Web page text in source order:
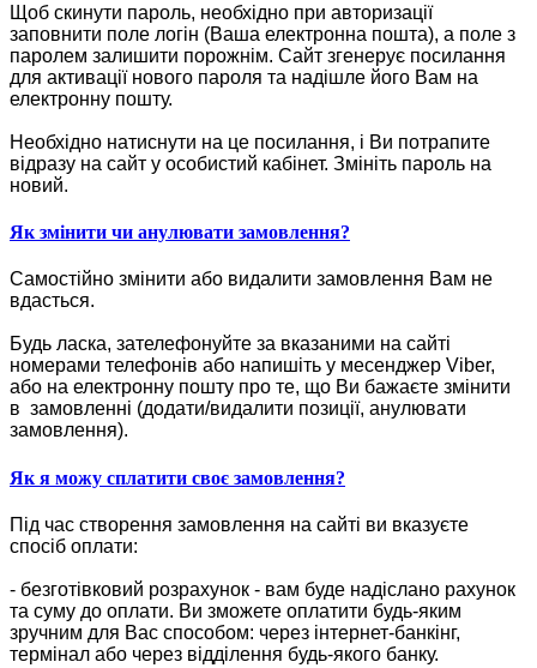
Щоб скинути пароль, необхідно при авторизації
заповнити поле логін (Ваша електронна пошта), а поле з
паролем залишити порожнім. Сайт згенерує посилання
для активації нового пароля та надішле його Вам на
електронну пошту.
Необхідно натиснути на це посилання, і Ви потрапите
відразу на сайт у особистий кабінет. Змініть пароль на
новий.
Як змінити чи анулювати замовлення?
Самостійно змінити або видалити замовлення Вам не
вдасться.
Будь ласка, зателефонуйте за вказаними на сайті
номерами телефонів або напишіть у месенджер Viber,
або на електронну пошту про те, що Ви бажаєте змінити
в замовленні (додати/видалити позиції, анулювати
замовлення).
Як я можу сплатити своє замовлення?
Під час створення замовлення на сайті ви вказуєте
спосіб оплати:
- безготівковий розрахунок - вам буде надіслано рахунок
та суму до оплати. Ви зможете оплатити будь-яким
зручним для Вас способом: через інтернет-банкінг,
термінал або через відділення будь-якого банку.